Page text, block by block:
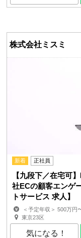
株式会社ミスミ
新着 正社員
【九段下／在宅可
社ECの顧客エンゲ
トサービス 求人】
＜予定年収＞ 500万円
（基本給）：240,625円〜
東京23区
気になる！